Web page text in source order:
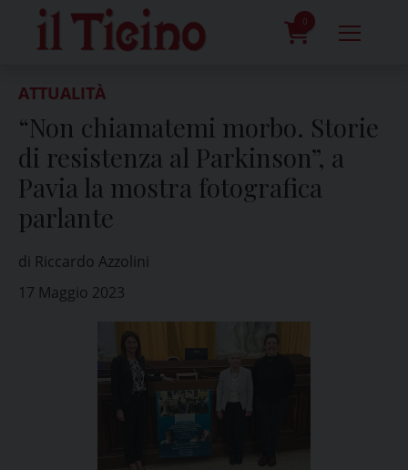
content
0
ATTUALITÀ
“Non chiamatemi morbo. Storie
di resistenza al Parkinson”, a
Pavia la mostra fotografica
parlante
di Riccardo Azzolini
17 Maggio 2023